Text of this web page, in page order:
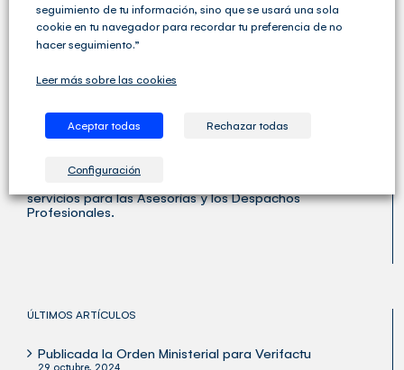
Gestión Fiscal, Contable y Laboral completas sino que
servicios para las Asesorías y los Despachos
Profesionales.
ÚLTIMOS ARTÍCULOS
Publicada la Orden Ministerial para Verifactu
29 octubre, 2024
seguimiento de tu información, sino que se usará una sola
cookie en tu navegador para recordar tu preferencia de no
hacer seguimiento.”
Leer más sobre las cookies
Aceptar todas Rechazar todas
Configuración